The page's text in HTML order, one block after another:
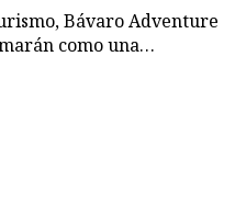
Bávaro Adventure
como una…